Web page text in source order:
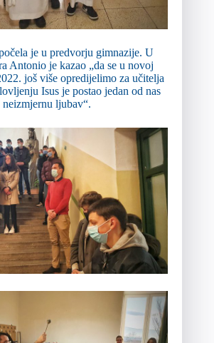
je u predvorju gimnazije. U
Antonio je kazao „da se u novoj
još više opredijelimo za učitelja
Isus je postao jedan od nas
ljubav“.